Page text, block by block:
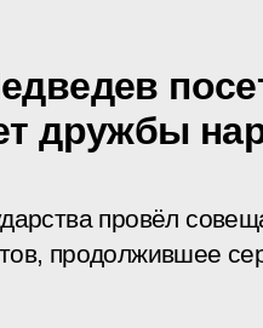
дружбы
провёл
продолжившее